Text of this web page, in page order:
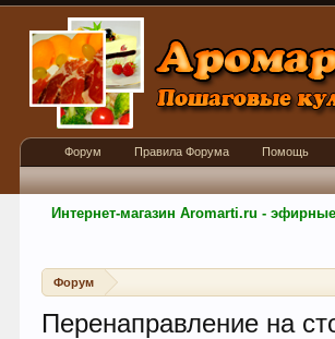
Интернет-магазин Aromarti.ru -
Форум
Перенаправление на
Форум Правила Форума Помощь